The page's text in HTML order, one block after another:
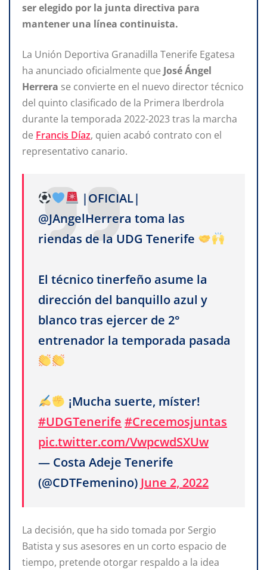
ser elegido por la junta directiva para
mantener una línea continuista.
La Unión Deportiva Granadilla Tenerife Egatesa
ha anunciado oficialmente que José Ángel
Herrera se convierte en el nuevo director técnico
del quinto clasificado de la Primera Iberdrola
durante la temporada 2022-2023 tras la marcha
de Francis Díaz, quien acabó contrato con el
representativo canario.
|OFICIAL|
@JAngelHerrera toma las
riendas de la UDG Tenerife
El técnico tinerfeño asume la
dirección del banquillo azul y
blanco tras ejercer de 2°
entrenador la temporada pasada
¡Mucha suerte, míster!
#UDGTenerife #Crecemosjuntas
pic.twitter.com/VwpcwdSXUw
— Costa Adeje Tenerife
(@CDTFemenino) June 2, 2022
La decisión, que ha sido tomada por Sergio
Batista y sus asesores en un corto espacio de
tiempo, pretende otorgar respaldo a la idea